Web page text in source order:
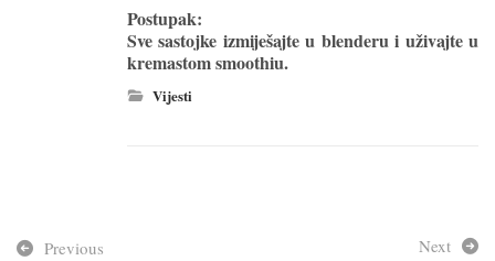
Postupak:
Sve sastojke izmiješajte u blenderu i uživajte u
kremastom smoothiu.
Vijesti
Previous Next